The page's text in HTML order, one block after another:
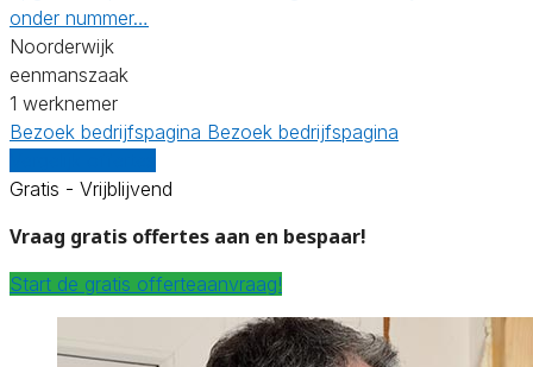
onder nummer…
Noorderwijk
eenmanszaak
1 werknemer
Bezoek bedrijfspagina Bezoek bedrijfspagina
Gratis - Vrijblijvend
Vraag gratis offertes aan en bespaar!
Start de gratis offerteaanvraag!